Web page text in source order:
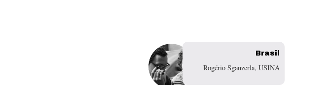
Brasil
Rogério Sganzerla, USINA